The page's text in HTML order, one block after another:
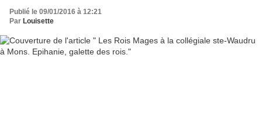
Publié le 09/01/2016 à 12:21
Par Louisette